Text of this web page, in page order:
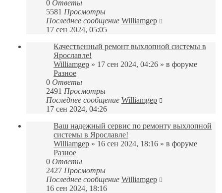
0 Ответы
5581 Просмотры
Последнее сообщение Williamgep
17 сен 2024, 05:05
Качественный ремонт выхлопной системы в
Ярославле!
Williamgep » 17 сен 2024, 04:26 » в форуме
Разное
0 Ответы
2491 Просмотры
Последнее сообщение Williamgep
17 сен 2024, 04:26
Ваш надежный сервис по ремонту выхлопной
системы в Ярославле!
Williamgep » 16 сен 2024, 18:16 » в форуме
Разное
0 Ответы
2427 Просмотры
Последнее сообщение Williamgep
16 сен 2024, 18:16